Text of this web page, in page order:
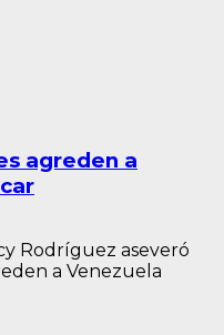
agreden a
Rodríguez aseveró
a Venezuela